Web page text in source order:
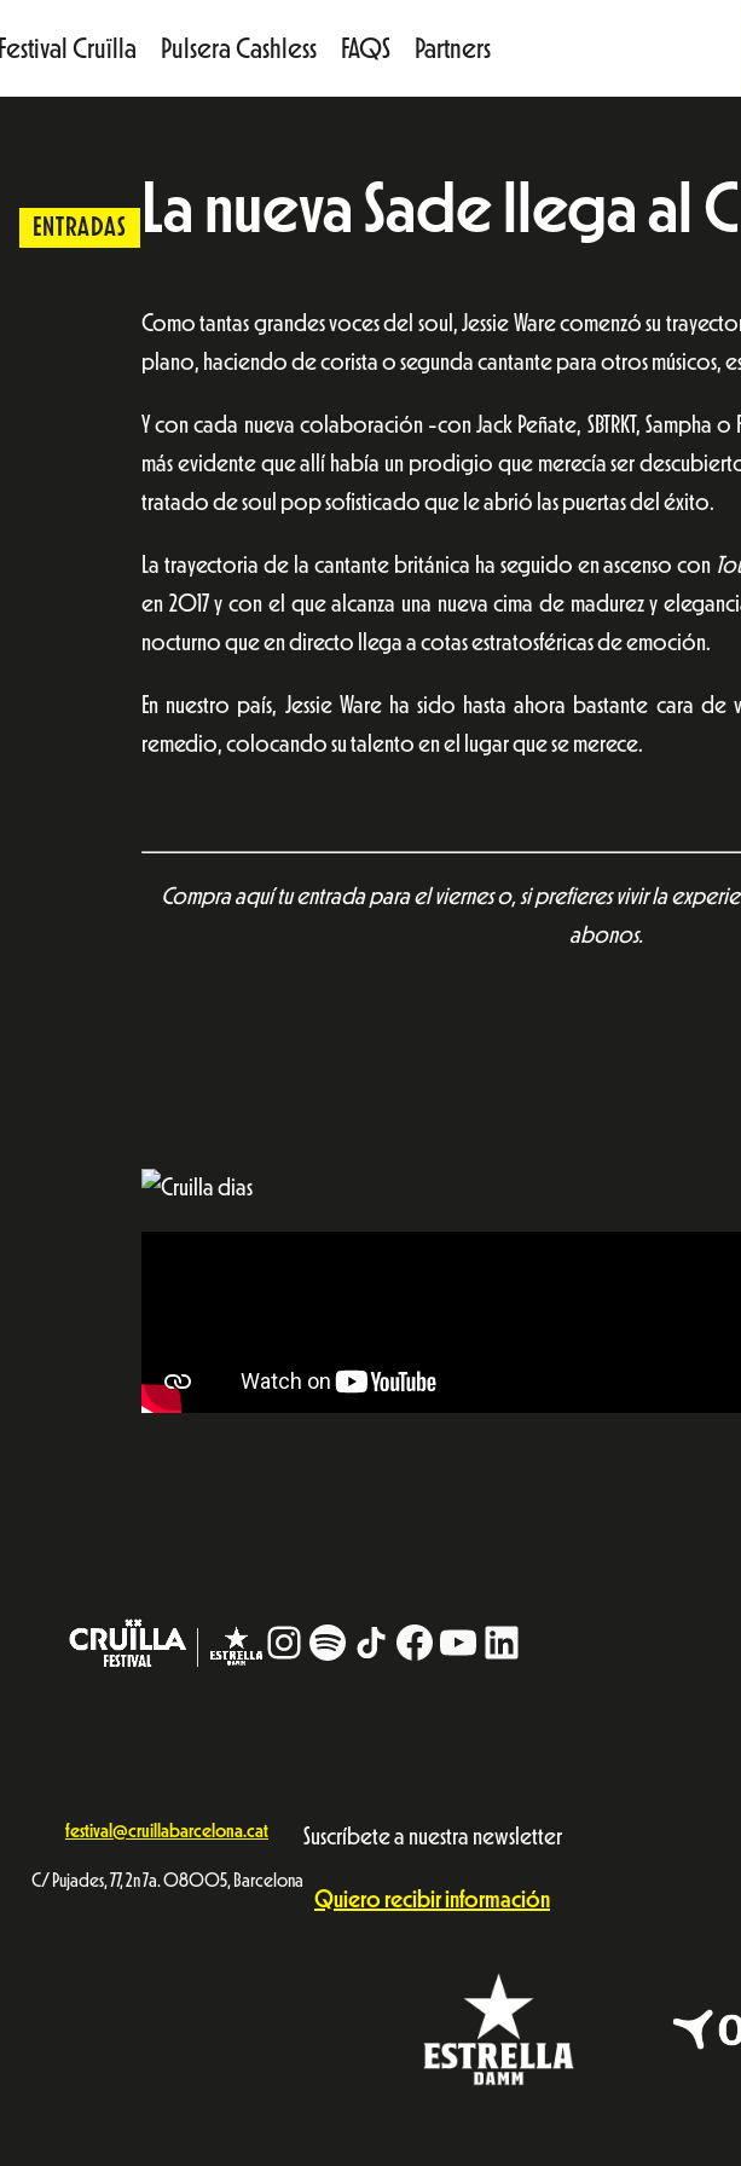
Festival Cruïlla Pulsera Cashless FAQS Partners
ENTRADAS La nueva Sade llega al
Como tantas grandes voces del soul, Jessie Ware comenzó su
plano, haciendo de corista o segunda cantante para otros músicos,
Y con cada nueva colaboración -con Jack Peñate, SBTRKT, Sampha
más evidente que allí había un prodigio que merecía ser
tratado de soul pop sofisticado que le abrió las puertas del éxito.
La trayectoria de la cantante británica ha seguido en ascenso con
en 2017 y con el que alcanza una nueva cima de madurez y
nocturno que en directo llega a cotas estratosféricas de emoción.
En nuestro país, Jessie Ware ha sido hasta ahora bastante cara
remedio, colocando su talento en el lugar que se merece.
Compra aquí tu entrada para el viernes o, si prefieres vivir la
abonos.
Instagram
# TikTokFacebook
YouTube
LinkedIn
festival@cruillabarcelona.cat
C/ Pujades, 77, 2n 7a. 08005, Barcelona
Suscríbete a nuestra newsletter
Quiero recibir información